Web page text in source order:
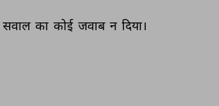
सवाल का कोई जवाब न दिया।